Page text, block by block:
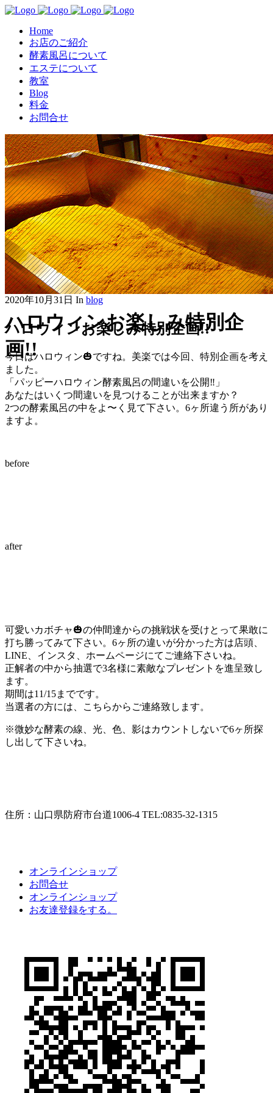
Home
お店のご紹介
酵素風呂について
エステについて
教室
Blog
料金
お問合せ
ハロウィンお楽しみ特別企
画!!
2020年10月31日 In blog
ハロウィンお楽しみ特別企画!!
今日はハロウィン🎃ですね。美楽では今回、特別企画を考え
ました。
「パッピーハロウィン酵素風呂の間違いを公開‼️」
あなたはいくつ間違いを見つけることが出来ますか？
2つの酵素風呂の中をよ〜く見て下さい。6ヶ所違う所があり
ますよ。
before
after
可愛いカボチャ🎃の仲間達からの挑戦状を受けとって果敢に
打ち勝ってみて下さい。6ヶ所の違いが分かった方は店頭、
LINE、インスタ、ホームページにてご連絡下さいね。
正解者の中から抽選で3名様に素敵なプレゼントを進呈致し
ます。
期間は11/15までです。
当選者の方には、こちらからご連絡致します。
※微妙な酵素の線、光、色、影はカウントしないで6ヶ所探
し出して下さいね。
住所：山口県防府市台道1006-4 TEL:0835-32-1315
オンラインショップ
お問合せ
オンラインショップ
お友達登録をする。